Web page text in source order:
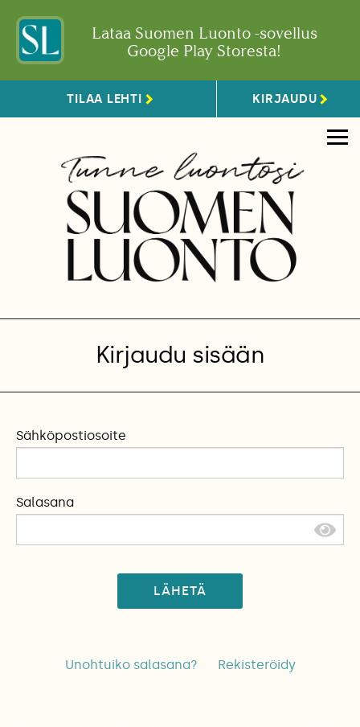
Lataa Suomen Luonto -sovellus
Google Play Storesta!
TILAA LEHTI KIRJAUDU
Kirjaudu sisään
Sähköpostiosoite
Salasana
LÄHETÄ
Unohtuiko salasana? Rekisteröidy